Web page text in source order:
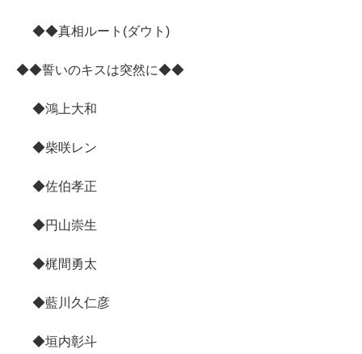
◆◆真相ルート(ダウト)
◆◆誓いのキスは突然に◆◆
◆鴻上大和
◆柴咲レン
◆佐伯孝正
◆円山崇生
◆梶間勇太
◆藍川久仁彦
◆垣内彰斗